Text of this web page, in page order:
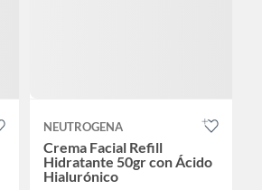
NEUTROGENA
Crema Facial Refill
Hidratante 50gr con Ácido
Hialurónico